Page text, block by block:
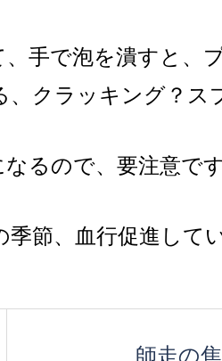
手で泡を潰すと、
クラッキング？ス
るので、要注意です
節、血行促進して
師走の